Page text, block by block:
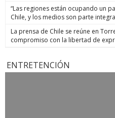
“Las regiones están ocupando un
Chile, y los medios son parte
La prensa de Chile se reúne en
compromiso con la libertad de
ENTRETENCIÓN